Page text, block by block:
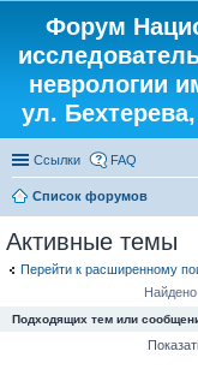
Форум
неврологии
ул.
Ссылки FAQ
Список форумов
Активные темы
Перейти к расширенному
Найдено
Подходящих тем или